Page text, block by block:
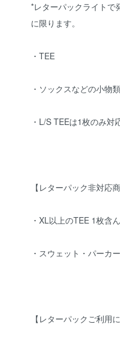
*レターパックライトで
に限ります。
・TEE
・ソックスなどの小物類
・L/S TEEは1枚のみ対
【レターパック非対応
・XL以上のTEE 1枚含
・スウェット・パーカ
【レターパックご利用